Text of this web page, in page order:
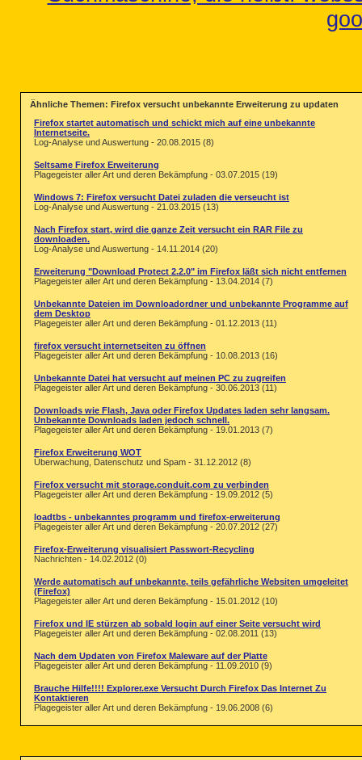
Ähnliche Themen: Firefox versucht unbekannte Erweiterung zu updaten
Firefox startet automatisch und schickt mich auf eine unbekannte
Internetseite.
Log-Analyse und Auswertung - 20.08.2015 (8)
Seltsame Firefox Erweiterung
Plagegeister aller Art und deren Bekämpfung - 03.07.2015 (19)
Windows 7: Firefox versucht Datei zuladen die verseucht ist
Log-Analyse und Auswertung - 21.03.2015 (13)
Nach Firefox start, wird die ganze Zeit versucht ein RAR File zu
downloaden.
Log-Analyse und Auswertung - 14.11.2014 (20)
Erweiterung "Download Protect 2.2.0" im Firefox läßt sich nicht entfernen
Plagegeister aller Art und deren Bekämpfung - 13.04.2014 (7)
Unbekannte Dateien im Downloadordner und unbekannte Programme auf
dem Desktop
Plagegeister aller Art und deren Bekämpfung - 01.12.2013 (11)
firefox versucht internetseiten zu öffnen
Plagegeister aller Art und deren Bekämpfung - 10.08.2013 (16)
Unbekannte Datei hat versucht auf meinen PC zu zugreifen
Plagegeister aller Art und deren Bekämpfung - 30.06.2013 (11)
Downloads wie Flash, Java oder Firefox Updates laden sehr langsam.
Unbekannte Downloads laden jedoch schnell.
Plagegeister aller Art und deren Bekämpfung - 19.01.2013 (7)
Firefox Erweiterung WOT
Überwachung, Datenschutz und Spam - 31.12.2012 (8)
Firefox versucht mit storage.conduit.com zu verbinden
Plagegeister aller Art und deren Bekämpfung - 19.09.2012 (5)
loadtbs - unbekanntes programm und firefox-erweiterung
Plagegeister aller Art und deren Bekämpfung - 20.07.2012 (27)
Firefox-Erweiterung visualisiert Passwort-Recycling
Nachrichten - 14.02.2012 (0)
Werde automatisch auf unbekannte, teils gefährliche Websiten umgeleitet
(Firefox)
Plagegeister aller Art und deren Bekämpfung - 15.01.2012 (10)
Firefox und IE stürzen ab sobald login auf einer Seite versucht wird
Plagegeister aller Art und deren Bekämpfung - 02.08.2011 (13)
Nach dem Updaten von Firefox Maleware auf der Platte
Plagegeister aller Art und deren Bekämpfung - 11.09.2010 (9)
Brauche Hilfe!!!! Explorer.exe Versucht Durch Firefox Das Internet Zu
Kontaktieren
Plagegeister aller Art und deren Bekämpfung - 19.06.2008 (6)